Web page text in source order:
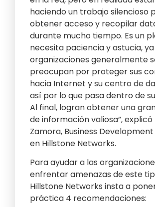
haciendo un trabajo silencioso
obtener acceso y recopilar
durante mucho tiempo. Es un
necesita paciencia y astucia,
organizaciones generalmente
preocupan por proteger sus
hacia Internet y su centro de
así por lo que pasa dentro de
Al final, logran obtener una
de información valiosa”, explicó
Zamora, Business
en Hillstone Networks.
Para ayudar a las
enfrentar amenazas de este
Hillstone Networks insta a
práctica 4 recomendaciones: